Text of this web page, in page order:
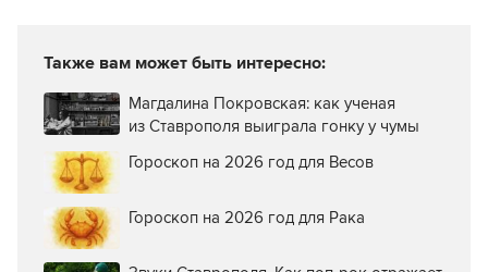
Также вам может быть интересно:
Магдалина Покровская: как ученая
из Ставрополя выиграла гонку у чумы
Гороскоп на 2026 год для Весов
Гороскоп на 2026 год для Рака